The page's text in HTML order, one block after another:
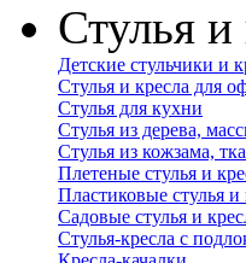
Стулья и
Детские стульчики и
Стулья и кресла для
Стулья для кухни
Стулья из дерева,
Стулья из кожзама,
Плетеные стулья и
Пластиковые стулья и
Садовые стулья и
Стулья-кресла с